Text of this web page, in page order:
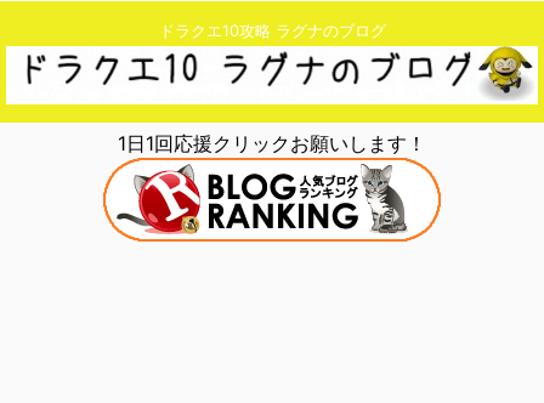
ドラクエ10攻略 ラグナのブログ
1日1回応援クリックお願いします！